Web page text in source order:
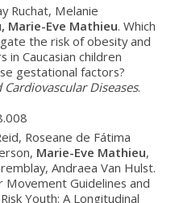
Ruchat, Melanie
, Marie-Eve Mathieu. Which
the risk of obesity and
in Caucasian children
gestational factors?
Diseases.
Roseane de Fátima
Marie-Eve Mathieu,
Andraea Van Hulst.
Guidelines and
Youth: A Longitudinal